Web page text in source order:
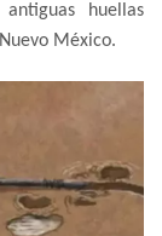
huellas
México.